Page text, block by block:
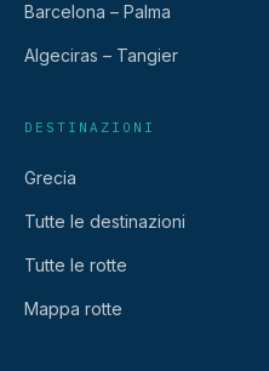
Barcelona – Palma
Algeciras – Tangier
DESTINAZIONI
Grecia
Tutte le destinazioni
Tutte le rotte
Mappa rotte